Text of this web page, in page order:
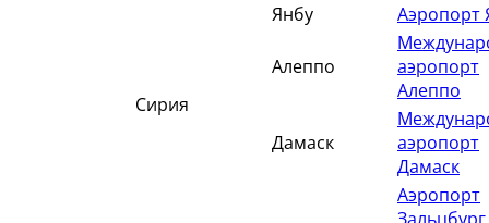
Янбу
Аэропорт
Сирия
Алеппо
аэропорт
Алеппо
Дамаск
аэропорт
Дамаск
Аэропорт